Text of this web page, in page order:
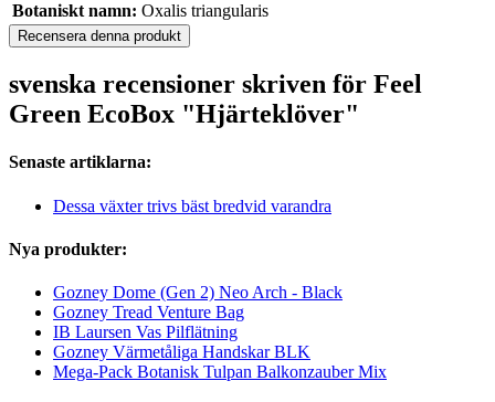
Botaniskt namn: Oxalis triangularis
Recensera denna produkt
svenska recensioner skriven för Feel
Green EcoBox "Hjärteklöver"
Senaste artiklarna:
Dessa växter trivs bäst bredvid varandra
Nya produkter:
Gozney Dome (Gen 2) Neo Arch - Black
Gozney Tread Venture Bag
IB Laursen Vas Pilflätning
Gozney Värmetåliga Handskar BLK
Mega-Pack Botanisk Tulpan Balkonzauber Mix